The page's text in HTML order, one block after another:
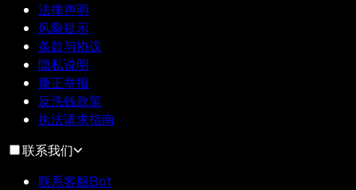
法律声明
风险提示
条款与协议
隐私说明
廉正举报
反洗钱政策
执法请求指南
联系我们
联系客服Bot